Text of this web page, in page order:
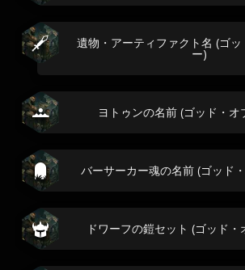
遺物・アーティファクト名 (ゴ
ー)
ヨトゥンの名前 (ゴッド・オ
バーサーカー魂の名前 (ゴッド
ドワーフの鎧セット (ゴッド